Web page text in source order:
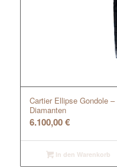
Cartier Ellipse Gondole
Diamanten
6.100,00€
In den Warenkorb